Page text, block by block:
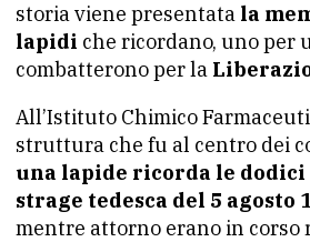
storia viene presentata la
lapidi che ricordano, uno per
combatterono per la
All’Istituto Chimico
struttura che fu al centro dei
una lapide ricorda le
strage tedesca del 5 agosto
mentre attorno erano in